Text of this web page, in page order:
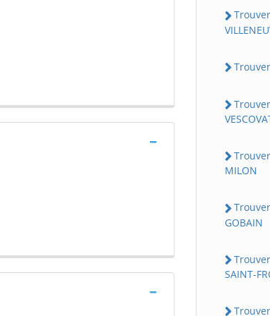
MILON
GOBAIN
SAINT-